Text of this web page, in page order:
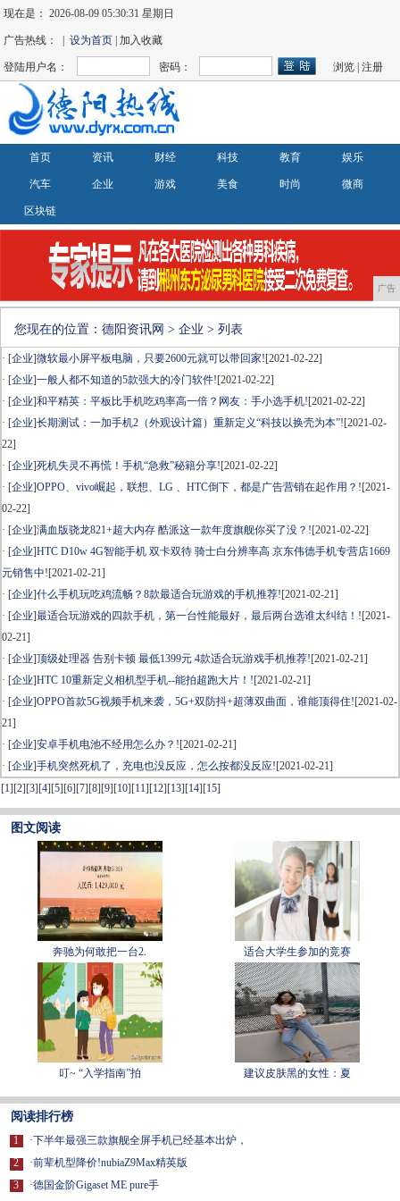
现在是：2026-08-09 05:30:31 星期日
广告热线： |设为首页 | 加入收藏
登陆用户名： 密码： 浏览 |注册
首页 资讯 财经 科技 教育 娱乐
汽车 企业 游戏 美食 时尚 微商
区块链
广告
您现在的位置： 德阳资讯网 > 企业 > 列表
· [企业]微软最小屏平板电脑，只要2600元就可以带回家![2021-02-22]
· [企业]一般人都不知道的5款强大的冷门软件![2021-02-22]
· [企业]和平精英：平板比手机吃鸡率高一倍？网友：手小选手机![2021-02-22]
· [企业]长期测试：一加手机2（外观设计篇）重新定义“科技以换壳为本”![2021-02-
22]
· [企业]死机失灵不再慌！手机“急救”秘籍分享![2021-02-22]
· [企业]OPPO、vivo崛起，联想、LG 、HTC倒下，都是广告营销在起作用？![2021-
02-22]
· [企业]满血版骁龙821+超大内存 酷派这一款年度旗舰你买了没？![2021-02-22]
· [企业]HTC D10w 4G智能手机 双卡双待 骑士白分辨率高 京东伟德手机专营店1669
元销售中![2021-02-21]
· [企业]什么手机玩吃鸡流畅？8款最适合玩游戏的手机推荐![2021-02-21]
· [企业]最适合玩游戏的四款手机，第一台性能最好，最后两台选谁太纠结！![2021-
02-21]
· [企业]顶级处理器 告别卡顿 最低1399元 4款适合玩游戏手机推荐![2021-02-21]
· [企业]HTC 10重新定义相机型手机--能拍超跑大片！![2021-02-21]
· [企业]OPPO首款5G视频手机来袭，5G+双防抖+超薄双曲面，谁能顶得住![2021-02-
21]
· [企业]安卓手机电池不经用怎么办？![2021-02-21]
· [企业]手机突然死机了，充电也没反应，怎么按都没反应![2021-02-21]
[1][2][3][4][5][6][7][8][9][10][11][12][13][14][15]
图文阅读
奔驰为何敢把一台2. 适合大学生参加的竞赛
叮~ “入学指南”拍 建议皮肤黑的女性：夏
阅读排行榜
1
2
3
·下半年最强三款旗舰全屏手机已经基本出炉，
·前辈机型降价!nubiaZ9Max精英版
·德国金阶Gigaset ME pure手